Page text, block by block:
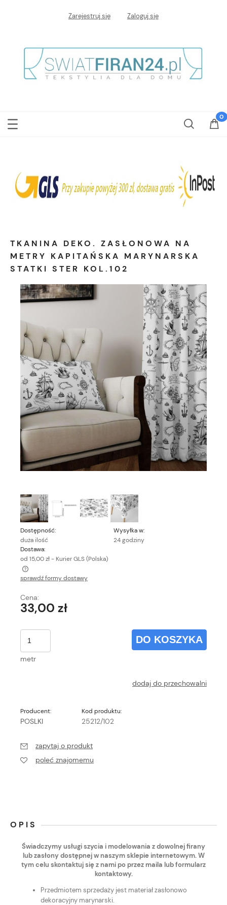
Zarejestruj się Zaloguj się
TKANINA DEKO. ZASŁONOWA NA
METRY KAPITAŃSKA MARYNARSKA
STATKI STER KOL.102
Dostępność:
duża ilość
Wysyłka w:
24 godziny
Dostawa:
od 15,00 zł- Kurier GLS(Polska)
Cena nie zawiera ewentualnych kosztów płatności
sprawdź formy dostawy
Cena:
33,00 zł
metr
DO KOSZYKA
dodaj do przechowalni
Producent:
POSLKI
Kod produktu:
25212/102
zapytaj o produkt
poleć znajomemu
OPIS
Świadczymy usługi szycia i modelowania z dowolnej firany
lub zasłony dostępnej w naszym sklepie internetowym. W
tym celu skontaktuj się z nami po przez maila lub formularz
kontaktowy.
Przedmiotem sprzedaży jest materiał zasłonowo
dekoracyjny marynarski.